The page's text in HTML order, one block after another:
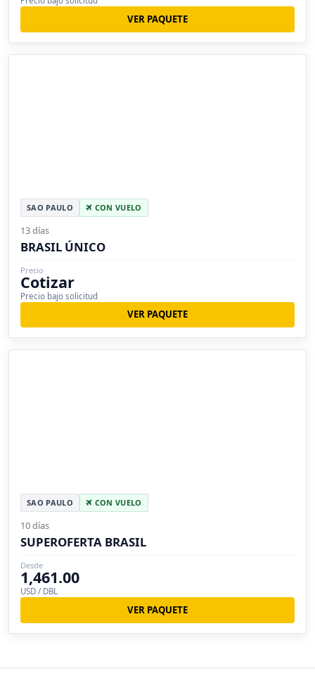
VER PAQUETE
SAO PAULO CON VUELO
13 días
BRASIL ÚNICO
Precio
Cotizar
Precio bajo solicitud
VER PAQUETE
SAO PAULO CON VUELO
10 días
SUPEROFERTA BRASIL
Desde
1,461.00
USD / DBL
VER PAQUETE